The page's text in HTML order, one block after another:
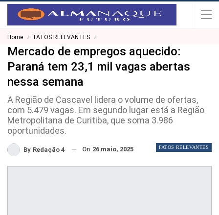
Home FATOS RELEVANTES
Mercado de empregos aquecido:
Paraná tem 23,1 mil vagas abertas
nessa semana
A Região de Cascavel lidera o volume de ofertas,
com 5.479 vagas. Em segundo lugar está a Região
Metropolitana de Curitiba, que soma 3.986
oportunidades.
FATOS RELEVANTES
By Redação 4 On 26 maio, 2025